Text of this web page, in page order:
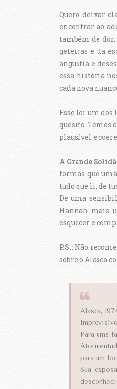
Quero deixar
encontrar ao
também de dor,
geleiras e da
angustia e
essa história
cada nova
Esse foi um
quesito. Temos
plausível e
A Grande
formas que
tudo que li, de
De uma
Hannah mais
esquecer e
P.S.: Não
sobre o Alasca
Alasca,
Para uma
para um
Sua